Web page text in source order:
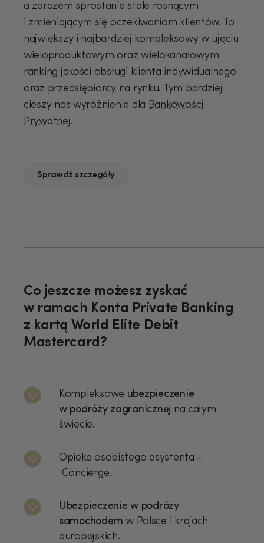
a zarazem sprostanie stale rosnącym
i zmieniającym się oczekiwaniom klientów. To
największy i najbardziej kompleksowy w ujęciu
wieloproduktowym oraz wielokanałowym
ranking jakości obsługi klienta indywidualnego
oraz przedsiębiorcy na rynku. Tym bardziej
cieszy nas wyróżnienie dlaBankowości
Prywatnej.
Sprawdź szczegóły
Co jeszcze możesz zyskać
w ramach Konta Private Banking
z kartą World Elite Debit
Mastercard?
Kompleksowe ubezpieczenie
w podróży zagranicznej na całym
świecie.
Opieka osobistego asystenta –
Concierge.
Ubezpieczenie w podróży
samochodem w Polsce i krajach
europejskich.